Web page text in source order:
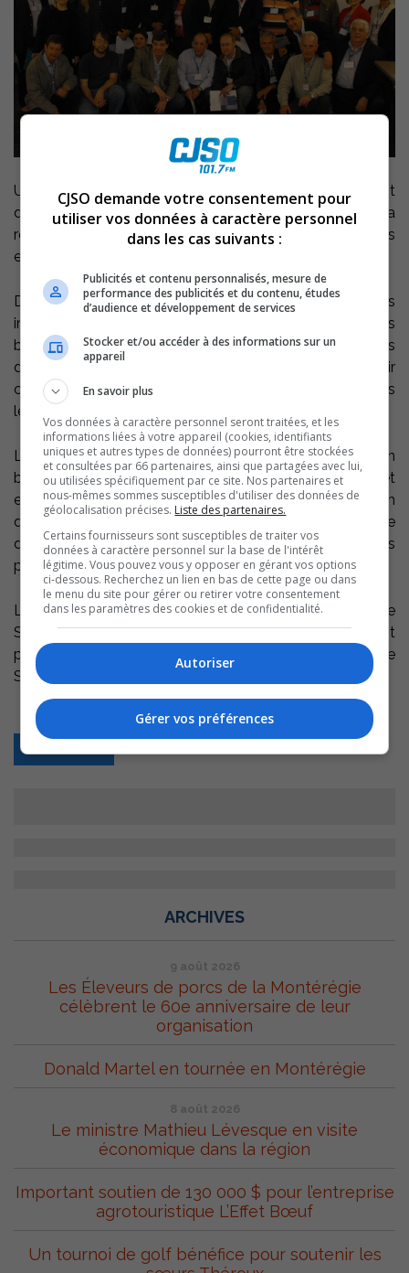
Une délégation de 24 entreprises brésiliennes évoluant
dans le secteur de la production laitière est dans la
région jusqu’au 24 septembre pour rencontrer des
entreprises située en Montérégie Est.
Devant faire face à une demande de plus en plus
importante de la part de leur population, les dirigeants
brésiliens viennent apprendre davantage sur les
différentes technologies développées ici et voir
comment celles-ci pourraient être mises en place dans
les entreprises brésiliennes.
Le voyage en sol montérégien de l’Association
brésilienne des petites et moyennes coopératives et
entreprises de produits laitiers, aussi connue sous le nom
du G100, poursuit deux objectifs, soit l’échange
d’informations et l’analyse d’alliances stratégiques
potentielles à court et moyen termes.
Les membres du G100, qui sont accompagnés par le
Service d’exportation Montérégie Est (SEME), visitent
plusieurs entreprises dont la fromagerie Polyethnique de
Saint-Robert.
ARCHIVES
9 août 2026
Les Éleveurs de porcs de la Montérégie
célèbrent le 60e anniversaire de leur
organisation
Donald Martel en tournée en Montérégie
8 août 2026
Le ministre Mathieu Lévesque en visite
économique dans la région
Important soutien de 130 000 $ pour l’entreprise
agrotouristique L’Effet Bœuf
Un tournoi de golf bénéfice pour soutenir les
CJSO demande votre consentement pour
utiliser vos données à caractère personnel
dans les cas suivants :
Publicités et contenu personnalisés, mesure de
performance des publicités et du contenu, études
d’audience et développement de services
Stocker et/ou accéder à des informations sur un
appareil
En savoir plus
Vos données à caractère personnel seront traitées, et les
informations liées à votre appareil (cookies, identifiants
uniques et autres types de données) pourront être stockées
et consultées par 66 partenaires, ainsi que partagées avec lui,
ou utilisées spécifiquement par ce site. Nos partenaires et
nous-mêmes sommes susceptibles d'utiliser des données de
géolocalisation précises. Liste des partenaires.
Certains fournisseurs sont susceptibles de traiter vos
données à caractère personnel sur la base de l'intérêt
légitime. Vous pouvez vous y opposer en gérant vos options
ci-dessous. Recherchez un lien en bas de cette page ou dans
le menu du site pour gérer ou retirer votre consentement
dans les paramètres des cookies et de confidentialité.
Autoriser
Gérer vos préférences